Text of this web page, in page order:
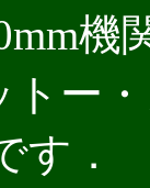
機
ー
す．